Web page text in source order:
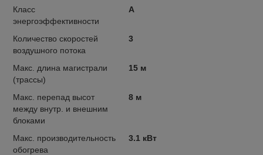
Класс
энергоэффективности
A
Количество скоростей
воздушного потока
3
Макс. длина магистрали
(трассы)
15 м
Макс. перепад высот
между внутр. и внешним
блоками
8 м
Макс. производительность
обогрева
3.1 кВт